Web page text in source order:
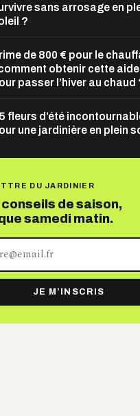
sans arrosage en
?
de 800 € pour le
obtenir cette aide
passer l’hiver au chaud
fleurs d’été
une jardinière en plein
DU JARDINIER
conseils de saison,
samedi matin.
JE M’INSCRIS